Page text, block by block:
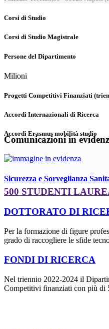
Corsi di Studio
Corsi di Studio Magistrale
Persone del Dipartimento
Milioni
Progetti Competitivi Finanziati
Accordi Internazionali di Ricerca
Accordi Erasmus mobilità studio
Comunicazioni in
Sicurezza e Sorveglianza
500 STUDENTI
DOTTORATO DI
Per la formazione di figure
grado di raccogliere le sfide
FONDI DI RICERCA
Nel triennio 2022-2024 il
Competitivi finanziati con più di